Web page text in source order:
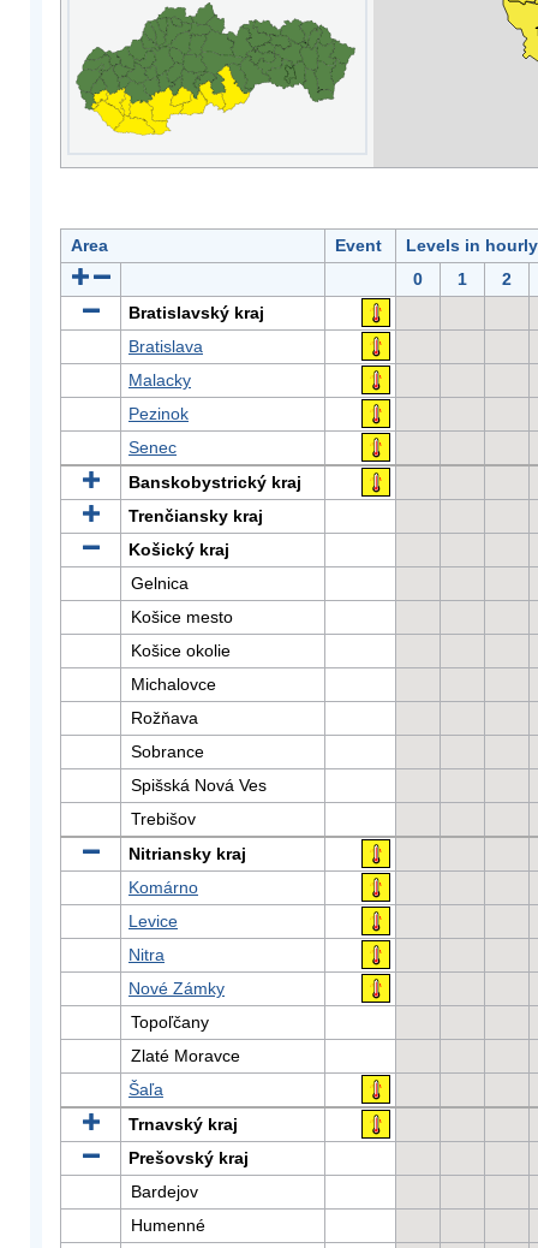
Area Event
Levels in
0
1
2
Bratislavský kraj
Bratislava
Malacky
Pezinok
Senec
Banskobystrický kraj
Trenčiansky kraj
Košický kraj
Gelnica
Košice mesto
Košice okolie
Michalovce
Rožňava
Sobrance
Spišská Nová Ves
Trebišov
Nitriansky kraj
Komárno
Levice
Nitra
Nové Zámky
Topoľčany
Zlaté Moravce
Šaľa
Trnavský kraj
Prešovský kraj
Bardejov
Humenné